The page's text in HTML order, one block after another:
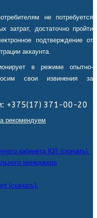
не потребуется
затрат, достаточно пройти
подтверждение от
аккаунта.
в режиме опытно-
свои извинения за
+375(17) 371-00-20
рекомендуем
кабинета ЮЛ (скачать).
менеджера
(скачать).